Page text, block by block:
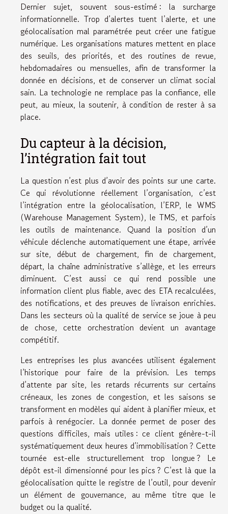
Dernier sujet, souvent sous-estimé : la surcharge
informationnelle. Trop d’alertes tuent l’alerte, et une
géolocalisation mal paramétrée peut créer une fatigue
numérique. Les organisations matures mettent en place
des seuils, des priorités, et des routines de revue,
hebdomadaires ou mensuelles, afin de transformer la
donnée en décisions, et de conserver un climat social
sain. La technologie ne remplace pas la confiance, elle
peut, au mieux, la soutenir, à condition de rester à sa
place.
Du capteur à la décision,
l’intégration fait tout
La question n’est plus d’avoir des points sur une carte.
Ce qui révolutionne réellement l’organisation, c’est
l’intégration entre la géolocalisation, l’ERP, le WMS
(Warehouse Management System), le TMS, et parfois
les outils de maintenance. Quand la position d’un
véhicule déclenche automatiquement une étape, arrivée
sur site, début de chargement, fin de chargement,
départ, la chaîne administrative s’allège, et les erreurs
diminuent. C’est aussi ce qui rend possible une
information client plus fiable, avec des ETA recalculées,
des notifications, et des preuves de livraison enrichies.
Dans les secteurs où la qualité de service se joue à peu
de chose, cette orchestration devient un avantage
compétitif.
Les entreprises les plus avancées utilisent également
l’historique pour faire de la prévision. Les temps
d’attente par site, les retards récurrents sur certains
créneaux, les zones de congestion, et les saisons se
transforment en modèles qui aident à planifier mieux, et
parfois à renégocier. La donnée permet de poser des
questions difficiles, mais utiles : ce client génère-t-il
systématiquement deux heures d’immobilisation ? Cette
tournée est-elle structurellement trop longue ? Le
dépôt est-il dimensionné pour les pics ? C’est là que la
géolocalisation quitte le registre de l’outil, pour devenir
un élément de gouvernance, au même titre que le
budget ou la qualité.